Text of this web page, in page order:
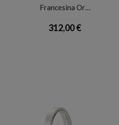
Francesina Or…
312,00 €